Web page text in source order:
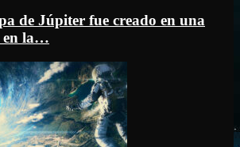
de Júpiter fue creado en una
en la…